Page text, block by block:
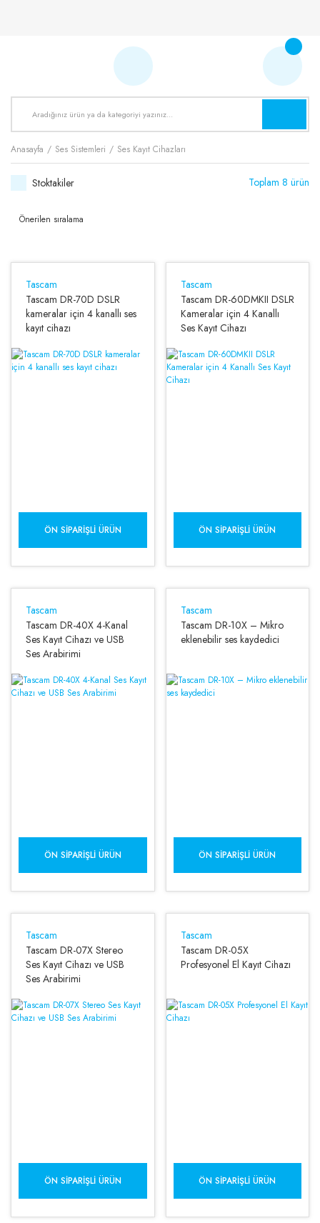
Anasayfa Ses Sistemleri Ses Kayıt Cihazları
Stoktakiler Toplam 8 ürün
Tascam
Tascam DR-70D DSLR
kameralar için 4 kanallı ses
kayıt cihazı
ÖN SIPARIŞLI ÜRÜN
Tascam
Tascam DR-60DMKII DSLR
Kameralar için 4 Kanallı
Ses Kayıt Cihazı
ÖN SIPARIŞLI ÜRÜN
Tascam
Tascam DR-40X 4-Kanal
Ses Kayıt Cihazı ve USB
Ses Arabirimi
ÖN SIPARIŞLI ÜRÜN
Tascam
Tascam DR-10X – Mikro
eklenebilir ses kaydedici
ÖN SIPARIŞLI ÜRÜN
Tascam
Tascam DR-07X Stereo
Ses Kayıt Cihazı ve USB
Ses Arabirimi
ÖN SIPARIŞLI ÜRÜN
Tascam
Tascam DR-05X
Profesyonel El Kayıt Cihazı
ÖN SIPARIŞLI ÜRÜN